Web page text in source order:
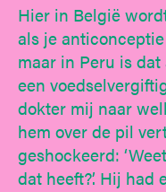
Hier in België
als je
maar in Peru is
een
dokter mij naar
hem over de pil
geshockeerd:
dat heeft?’. Hij